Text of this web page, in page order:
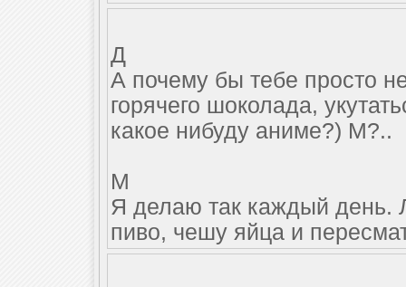
Д
А почему бы тебе просто
горячего шоколада,
какое нибуду аниме?) М?..
М
Я делаю так каждый день.
пиво, чешу яйца и